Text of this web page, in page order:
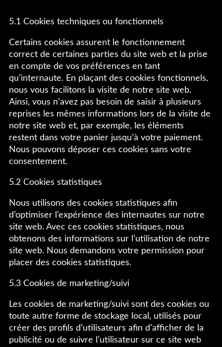
5.1 Cookies techniques ou fonctionnels
Certains cookies assurent le fonctionnement
correct de certaines parties du site web et la prise
en compte de vos préférences en tant
qu’internaute. En plaçant des cookies fonctionnels,
nous vous facilitons la visite de notre site web.
Ainsi, vous n’avez pas besoin de saisir à plusieurs
reprises les mêmes informations lors de la visite de
notre site web et, par exemple, les éléments
restent dans votre panier jusqu’à votre paiement.
Nous pouvons déposer ces cookies sans votre
consentement.
5.2 Cookies statistiques
Nous utilisons des cookies statistiques afin
d’optimiser l’expérience des internautes sur notre
site web. Avec ces cookies statistiques, nous
obtenons des informations sur l’utilisation de notre
site web. Nous demandons votre permission pour
placer des cookies statistiques.
5.3 Cookies de marketing/suivi
Les cookies de marketing/suivi sont des cookies ou
toute autre forme de stockage local, utilisés pour
créer des profils d’utilisateurs afin d’afficher de la
publicité ou de suivre l’utilisateur sur ce site web